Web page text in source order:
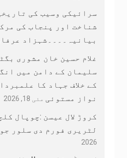
سرائیکی وسیب کی
شناخت اور پنجاب کی
بیانیہ۔۔۔۔شہزاد
غلام حسین خان مشوری
سلیمان کے دامن میں
کے خلاف جہاد کا
نواز مستوئی مئی 18, 2026
کروڑ لال عیسن :چوپال
لٹریری فورم دی سلور
2026